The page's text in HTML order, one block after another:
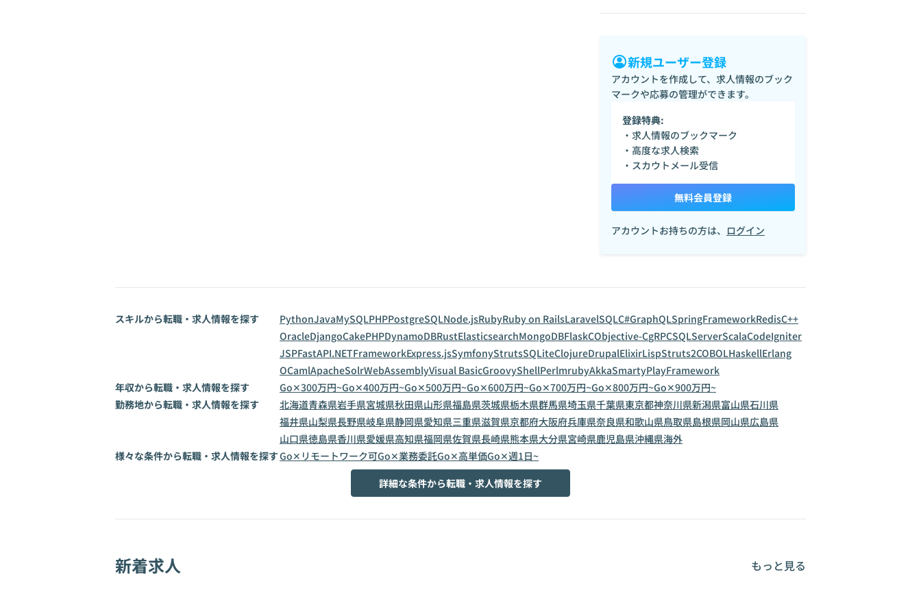
新規ユーザー登録
アカウントを作成して、求人情報のブック
マークや応募の管理ができます。
登録特典:
・求人情報のブックマーク
・高度な求人検索
・スカウトメール受信
無料会員登録
アカウントお持ちの方は、 ログイン
スキルから転職・求人情報を探す PythonJavaMySQLPHPPostgreSQLNode.jsRubyRuby on RailsLaravelSQLC#GraphQLSpringFrameworkRedisC++
OracleDjangoCakePHPDynamoDBRustElasticsearchMongoDBFlaskCObjective-CgRPCSQLServerScalaCodeIgniter
JSPFastAPI.NETFrameworkExpress.jsSymfonyStrutsSQLiteClojureDrupalElixirLispStruts2COBOLHaskellErlang
OCamlApacheSolrWebAssemblyVisual BasicGroovyShellPerlmrubyAkkaSmartyPlayFramework
年収から転職・求人情報を探す
Go✕300万円~Go✕400万円~Go✕500万円~Go✕600万円~Go✕700万円~Go✕800万円~Go✕900万円~
勤務地から転職・求人情報を探す
北海道青森県岩手県宮城県秋田県山形県福島県茨城県栃木県群馬県埼玉県千葉県東京都神奈川県新潟県富山県石川県
福井県山梨県長野県岐阜県静岡県愛知県三重県滋賀県京都府大阪府兵庫県奈良県和歌山県鳥取県島根県岡山県広島県
山口県徳島県香川県愛媛県高知県福岡県佐賀県長崎県熊本県大分県宮崎県鹿児島県沖縄県海外
様々な条件から転職・求人情報を探すGo✕リモートワーク可Go✕業務委託Go✕高単価Go✕週1日~
詳細な条件から転職・求人情報を探す
新着求人 もっと見る